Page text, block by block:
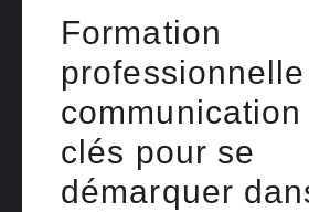
Formation
clés pour se
démarquer